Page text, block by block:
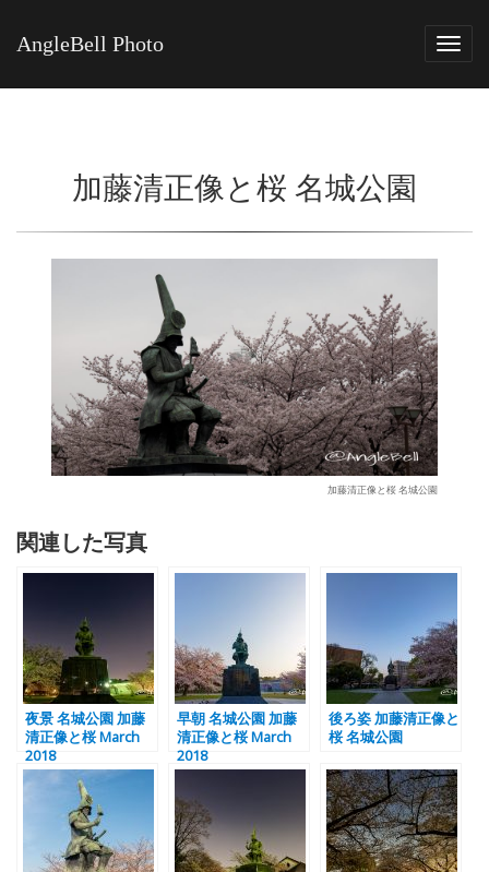
AngleBell Photo
加藤清正像と桜 名城公園
加藤清正像と桜 名城公園
関連した写真
夜景 名城公園 加藤
清正像と桜 March
2018
早朝 名城公園 加藤
清正像と桜 March
2018
後ろ姿 加藤清正像と
桜 名城公園